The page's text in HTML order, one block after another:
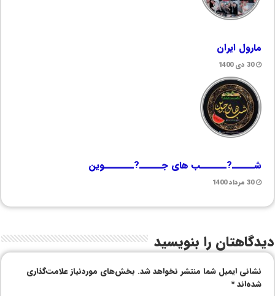
مارول ایران
30 دی 1400
شــــــ?ـــــــب های جــــــ?ــــــــوین
30 مرداد 1400
دیدگاهتان را بنویسید
نشانی ایمیل شما منتشر نخواهد شد. بخش‌های موردنیاز علامت‌گذاری
شده‌اند*